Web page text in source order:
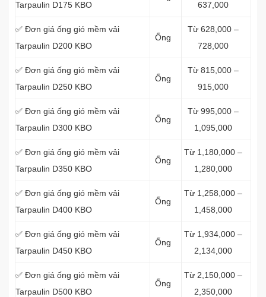
Tarpaulin D175 KBO
637,000
✅ Đơn giá ống gió mềm vải
Tarpaulin D200 KBO
Ống
Từ 628,000 –
728,000
✅ Đơn giá ống gió mềm vải
Tarpaulin D250 KBO
Ống
Từ 815,000 –
915,000
✅ Đơn giá ống gió mềm vải
Tarpaulin D300 KBO
Ống
Từ 995,000 –
1,095,000
✅ Đơn giá ống gió mềm vải
Tarpaulin D350 KBO
Ống
Từ 1,180,000 –
1,280,000
✅ Đơn giá ống gió mềm vải
Tarpaulin D400 KBO
Ống
Từ 1,258,000 –
1,458,000
✅ Đơn giá ống gió mềm vải
Tarpaulin D450 KBO
Ống
Từ 1,934,000 –
2,134,000
✅ Đơn giá ống gió mềm vải
Tarpaulin D500 KBO
Ống
Từ 2,150,000 –
2,350,000